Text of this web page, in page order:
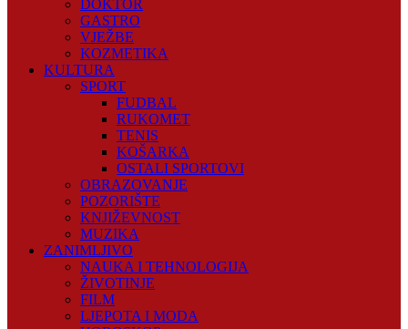
DOKTOR
GASTRO
VJEŽBE
KOZMETIKA
KULTURA
SPORT
FUDBAL
RUKOMET
TENIS
KOŠARKA
OSTALI SPORTOVI
OBRAZOVANJE
POZORIŠTE
KNJIŽEVNOST
MUZIKA
ZANIMLJIVO
NAUKA I TEHNOLOGIJA
ŽIVOTINJE
FILM
LJEPOTA I MODA